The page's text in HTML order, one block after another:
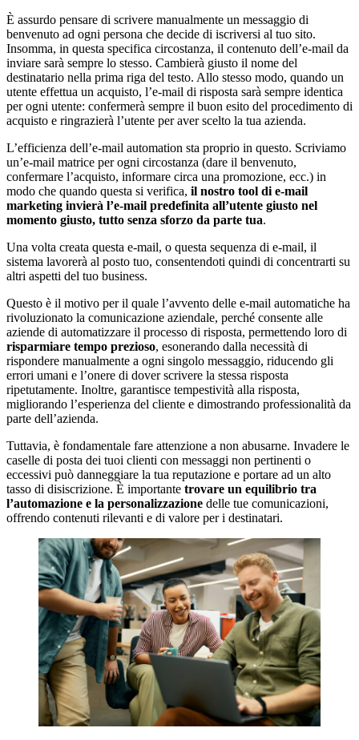
È assurdo pensare di scrivere manualmente un messaggio di
benvenuto ad ogni persona che decide di iscriversi al tuo sito.
Insomma, in questa specifica circostanza, il contenuto dell’e-mail da
inviare sarà sempre lo stesso. Cambierà giusto il nome del
destinatario nella prima riga del testo. Allo stesso modo, quando un
utente effettua un acquisto, l’e-mail di risposta sarà sempre identica
per ogni utente: confermerà sempre il buon esito del procedimento di
acquisto e ringrazierà l’utente per aver scelto la tua azienda.
L’efficienza dell’e-mail automation sta proprio in questo. Scriviamo
un’e-mail matrice per ogni circostanza (dare il benvenuto,
confermare l’acquisto, informare circa una promozione, ecc.) in
modo che quando questa si verifica, il nostro tool di e-mail
marketing invierà l’e-mail predefinita all’utente giusto nel
momento giusto, tutto senza sforzo da parte tua.
Una volta creata questa e-mail, o questa sequenza di e-mail, il
sistema lavorerà al posto tuo, consentendoti quindi di concentrarti su
altri aspetti del tuo business.
Questo è il motivo per il quale l’avvento delle e-mail automatiche ha
rivoluzionato la comunicazione aziendale, perché consente alle
aziende di automatizzare il processo di risposta, permettendo loro di
risparmiare tempo prezioso, esonerando dalla necessità di
rispondere manualmente a ogni singolo messaggio, riducendo gli
errori umani e l’onere di dover scrivere la stessa risposta
ripetutamente. Inoltre, garantisce tempestività alla risposta,
migliorando l’esperienza del cliente e dimostrando professionalità da
parte dell’azienda.
Tuttavia, è fondamentale fare attenzione a non abusarne. Invadere le
caselle di posta dei tuoi clienti con messaggi non pertinenti o
eccessivi può danneggiare la tua reputazione e portare ad un alto
tasso di disiscrizione. È importante trovare un equilibrio tra
l’automazione e la personalizzazione delle tue comunicazioni,
offrendo contenuti rilevanti e di valore per i destinatari.